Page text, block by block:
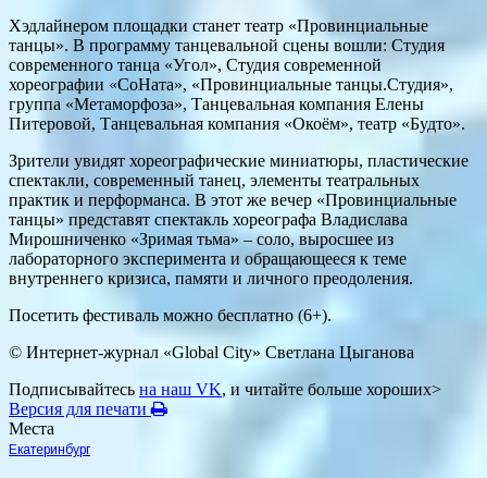
Хэдлайнером площадки станет театр «Провинциальные
танцы». В программу танцевальной сцены вошли: Студия
современного танца «Угол», Студия современной
хореографии «СоНата», «Провинциальные танцы.Студия»,
группа «Метаморфоза», Танцевальная компания Елены
Питеровой, Танцевальная компания «Окоём», театр «Будто».
Зрители увидят хореографические миниатюры, пластические
спектакли, современный танец, элементы театральных
практик и перформанса. В этот же вечер «Провинциальные
танцы» представят спектакль хореографа Владислава
Мирошниченко «Зримая тьма» – соло, выросшее из
лабораторного эксперимента и обращающееся к теме
внутреннего кризиса, памяти и личного преодоления.
Посетить фестиваль можно бесплатно (6+).
© Интернет-журнал «Global City» Светлана Цыганова
Подписывайтесь на наш VK, и читайте больше хороших>
Версия для печати
Места
Екатеринбург